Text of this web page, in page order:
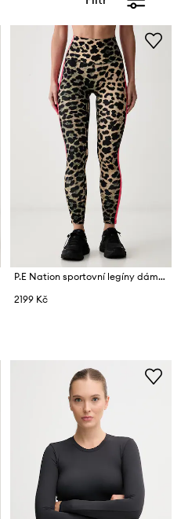
P.E Nation sportovní legíny dámské Highgate
2199 Kč